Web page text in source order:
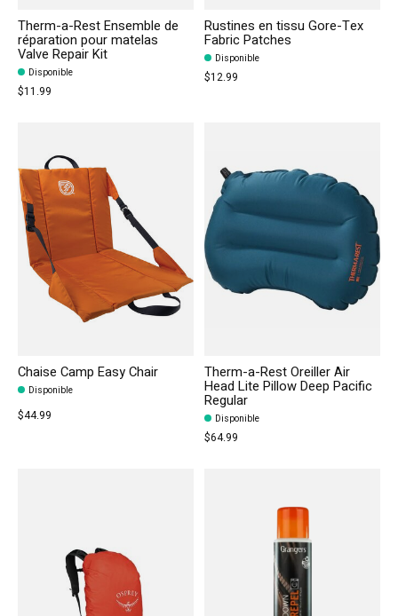
Therm-a-Rest Ensemble de
réparation pour matelas
Valve Repair Kit
Disponible
$11.99
Rustines en tissu Gore-Tex
Fabric Patches
Disponible
$12.99
Chaise Camp Easy Chair
Disponible
$44.99
Therm-a-Rest Oreiller Air
Head Lite Pillow Deep Pacific
Regular
Disponible
$64.99